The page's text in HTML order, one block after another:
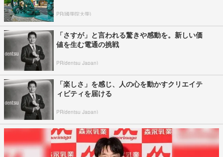
PR(國學院大學)
「さすが」と言われる驚きや感動を。新しい価
値を生む電通の挑戦
PR(dentsu Japan)
「楽しさ」を感じ、人の心を動かすクリエイテ
ィビティを届ける
PR(dentsu Japan)